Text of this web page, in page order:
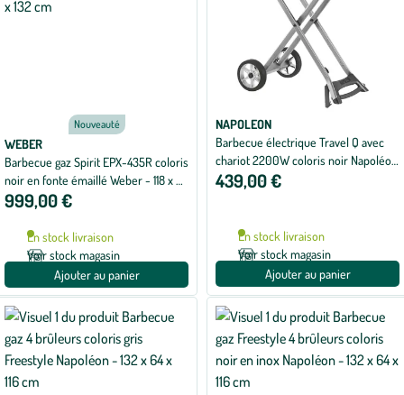
Nouveauté
WEBER
Barbecue gaz Spirit EPX-435R coloris
noir en fonte émaillé Weber - 118 x 65
x 132 cm
999,00 €
En stock livraison
Voir stock magasin
Ajouter au panier
NAPOLEON
Barbecue électrique Travel Q avec
chariot 2200W coloris noir Napoléon
- 112 x 50 x 93 cm
439,00 €
En stock livraison
Voir stock magasin
Ajouter au panier